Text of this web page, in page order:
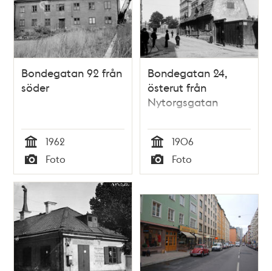
Bondegatan 92 från
söder
Tid
1962
Typ
Foto
Bondegatan 24,
österut från
Nytorgsgatan
Tid
1906
Typ
Foto